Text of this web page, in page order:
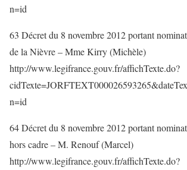
n=id
63 Décret du 8 novembre 2012 portant
de la Nièvre – Mme Kirry (Michèle)
http://www.legifrance.gouv.fr/affichTexte.do?
n=id
64 Décret du 8 novembre 2012 portant
hors cadre – M. Renouf (Marcel)
http://www.legifrance.gouv.fr/affichTexte.do?